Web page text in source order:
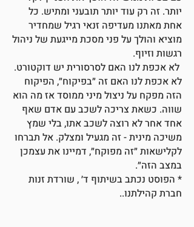
יותר. זה רק עוד יותר תובעני ומתיש. כל
אחת מאתנו מעדיפה זנאי רגיל שמחדיר
מוציא והולך על פני מסכת מייגעת של ניהול
רגשות וזיוף.
לא אכפת לנו האם לסרסורית יש דוקטורט.
לא אכפת לנו האם זה ״בפיקוח״, הפיקוח
הזה מפקח על ניצול מיני ממוסד אז מה הוא
שווה. כשאת צריכה לשכב עם אדם שאף
אחד אחר לא רוצה לשכב אתו, בלי שמץ
משיכה מינית - זה מגעיל ומצלק. אל תברחו
לקלישאות ״זה מפוקח״, דמיינו את עצמכן
במצב הזה״.
* הפוסט נכתב בשיתוף ד׳ , שורדת זנות
חברת קהילתנו..